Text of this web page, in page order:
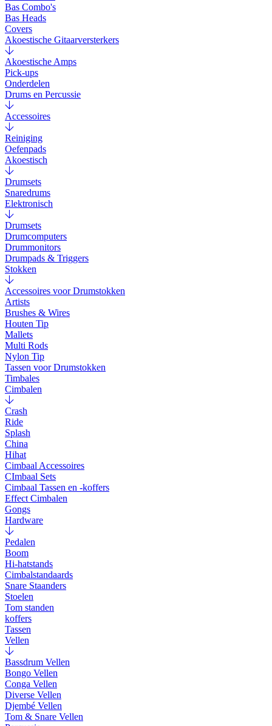
Bas Combo's
Bas Heads
Covers
Akoestische Gitaarversterkers
Akoestische Amps
Pick-ups
Onderdelen
Drums en Percussie
Accessoires
Reiniging
Oefenpads
Akoestisch
Drumsets
Snaredrums
Elektronisch
Drumsets
Drumcomputers
Drummonitors
Drumpads & Triggers
Stokken
Accessoires voor Drumstokken
Artists
Brushes & Wires
Houten Tip
Mallets
Multi Rods
Nylon Tip
Tassen voor Drumstokken
Timbales
Cimbalen
Crash
Ride
Splash
China
Hihat
Cimbaal Accessoires
CImbaal Sets
Cimbaal Tassen en -koffers
Effect Cimbalen
Gongs
Hardware
Pedalen
Boom
Hi-hatstands
Cimbalstandaards
Snare Staanders
Stoelen
Tom standen
koffers
Tassen
Vellen
Bassdrum Vellen
Bongo Vellen
Conga Vellen
Diverse Vellen
Djembé Vellen
Tom & Snare Vellen